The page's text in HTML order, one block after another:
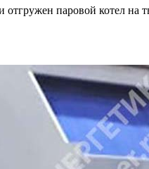
отгружен паровой котел на